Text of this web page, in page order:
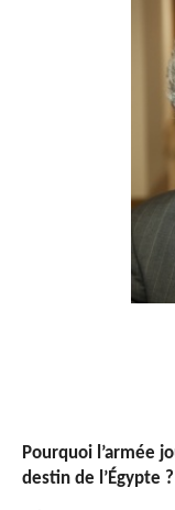
Pourquoi l’armée
destin de l’Égypte ?